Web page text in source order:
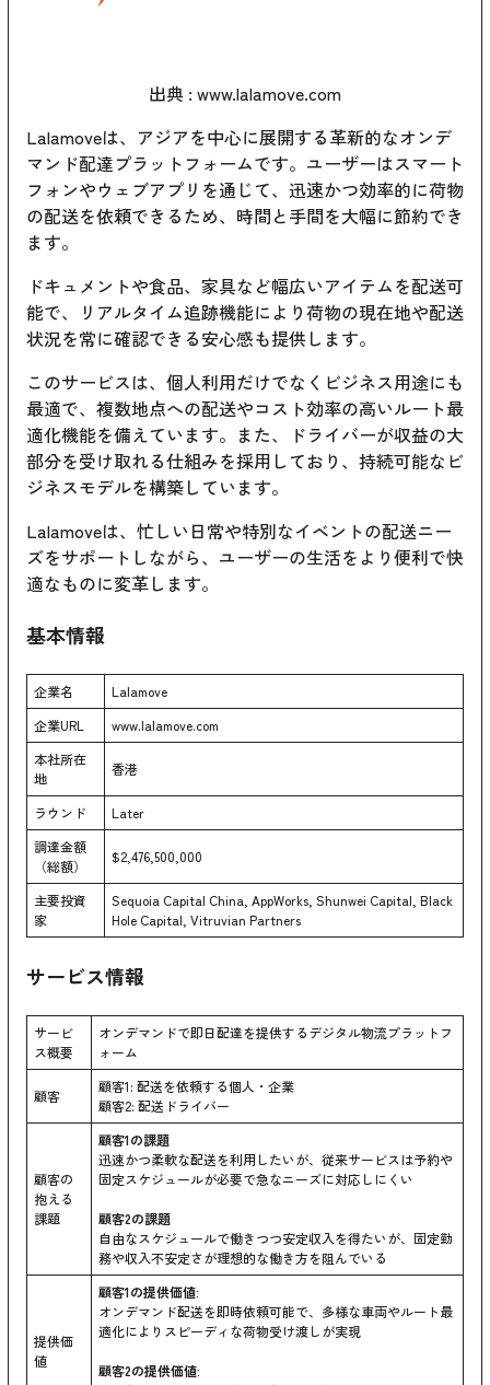
出典 : www.lalamove.com
Lalamoveは、アジアを中心に展開する革新的なオンデ
マンド配達プラットフォームです。ユーザーはスマート
フォンやウェブアプリを通じて、迅速かつ効率的に荷物
の配送を依頼できるため、時間と手間を大幅に節約でき
ます。
ドキュメントや食品、家具など幅広いアイテムを配送可
能で、リアルタイム追跡機能により荷物の現在地や配送
状況を常に確認できる安心感も提供します。
このサービスは、個人利用だけでなくビジネス用途にも
最適で、複数地点への配送やコスト効率の高いルート最
適化機能を備えています。また、ドライバーが収益の大
部分を受け取れる仕組みを採用しており、持続可能なビ
ジネスモデルを構築しています。
Lalamoveは、忙しい日常や特別なイベントの配送ニー
ズをサポートしながら、ユーザーの生活をより便利で快
適なものに変革します。
基本情報
企業名
Lalamove
企業URL
www.lalamove.com
本社所在
地
香港
ラウンド
Later
調達金額
（総額）
$2,476,500,000
主要投資
家
Sequoia Capital China, AppWorks, Shunwei Capital, Black
Hole Capital, Vitruvian Partners
サービス情報
サービ
ス概要
オンデマンドで即日配達を提供するデジタル物流プラットフ
ォーム
顧客
顧客1: 配送を依頼する個人・企業
顧客2: 配送ドライバー
顧客の
抱える
課題
顧客1の課題
迅速かつ柔軟な配送を利用したいが、従来サービスは予約や
固定スケジュールが必要で急なニーズに対応しにくい
顧客2の課題
自由なスケジュールで働きつつ安定収入を得たいが、固定勤
務や収入不安定さが理想的な働き方を阻んでいる
提供価
値
顧客1の提供価値:
オンデマンド配送を即時依頼可能で、多様な車両やルート最
適化によりスピーディな荷物受け渡しが実現
顧客2の提供価値: